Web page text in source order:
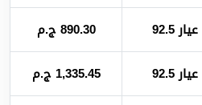
890.30 ج.م
1,335.45 ج.م